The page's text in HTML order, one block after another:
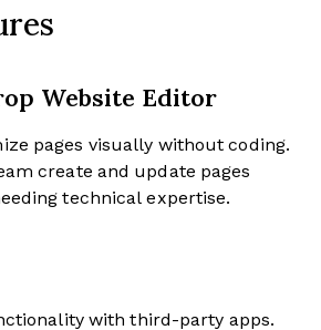
Website Editor
pages visually without coding.
create and update pages
technical expertise.
with third-party apps.